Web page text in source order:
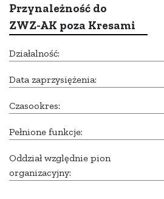
Przynależność do
ZWZ-AK poza Kresami
Działalność:
Data zaprzysiężenia:
Czasookres:
Pełnione funkcje:
Oddział względnie pion
organizacyjny: